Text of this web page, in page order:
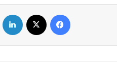
فيسبوك